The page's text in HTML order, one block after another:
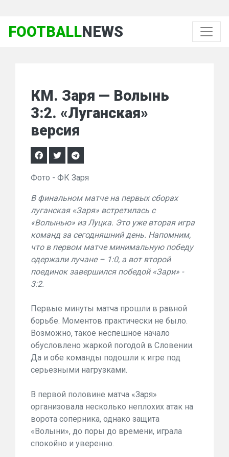
FOOTBALLNEWS
КМ. Заря — Волынь
3:2. «Луганская»
версия
Фото - ФК Заря
В финальном матче на первых сборах
луганская «Заря» встретилась с
«Волынью» из Луцка. Это уже вторая игра
команд за сегодняшний день. Напомним,
что в первом матче минимальную победу
одержали лучане – 1:0, а вот второй
поединок завершился победой «Зари» -
3:2.
Первые минуты матча прошли в равной
борьбе. Моментов практически не было.
Возможно, такое неспешное начало
обусловлено жаркой погодой в Словении.
Да и обе команды подошли к игре под
серьезными нагрузками.
В первой половине матча «Заря»
организовала несколько неплохих атак на
ворота соперника, однако защита
«Волыни», до поры до времени, играла
спокойно и уверенно.